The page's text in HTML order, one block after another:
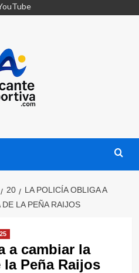
20
LA POLICÍA OBLIGA A
LA PEÑA RAIJOS
a cambiar la
Peña Raijos